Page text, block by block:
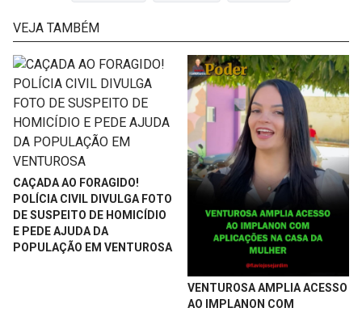
VEJA TAMBÉM
CAÇADA AO FORAGIDO!
POLÍCIA CIVIL DIVULGA FOTO
DE SUSPEITO DE HOMICÍDIO
E PEDE AJUDA DA
POPULAÇÃO EM VENTUROSA
VENTUROSA AMPLIA ACESSO
AO IMPLANON COM